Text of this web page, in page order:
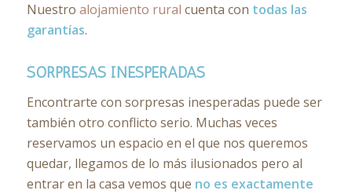
Nuestro alojamiento rural cuenta con todas las
garantías.
SORPRESAS INESPERADAS
Encontrarte con sorpresas inesperadas puede ser
también otro conflicto serio. Muchas veces
reservamos un espacio en el que nos queremos
quedar, llegamos de lo más ilusionados pero al
entrar en la casa vemos que no es exactamente